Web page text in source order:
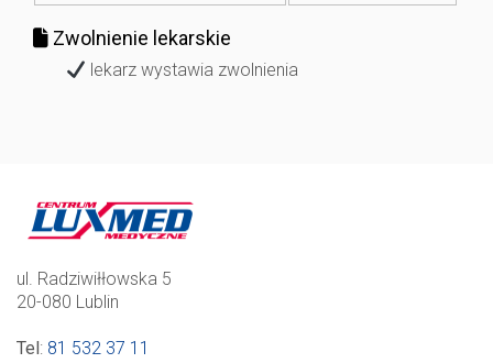
Zwolnienie lekarskie
lekarz wystawia zwolnienia
ul. Radziwiłłowska 5
20-080 Lublin
Tel : 81 532 37 11